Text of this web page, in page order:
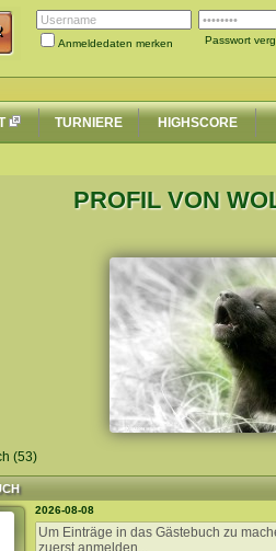
Anmeldedaten merken Passwort
TURNIERE HIGHSCORE
PROFIL VON
(53)
2026-08-08